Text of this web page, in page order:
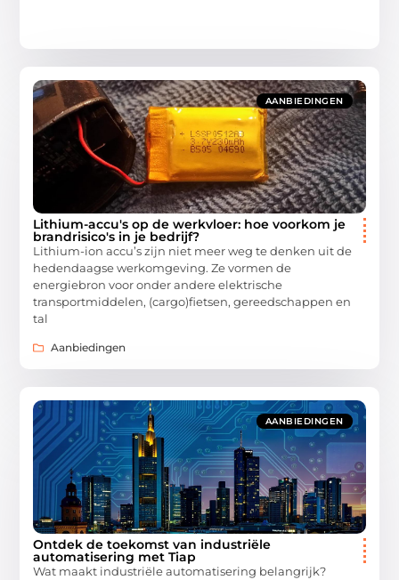
AANBIEDINGEN
Lithium-accu's op de werkvloer: hoe voorkom je
brandrisico's in je bedrijf?
Lithium-ion accu’s zijn niet meer weg te denken uit de
hedendaagse werkomgeving. Ze vormen de
energiebron voor onder andere elektrische
transportmiddelen, (cargo)fietsen, gereedschappen en
tal
Aanbiedingen
AANBIEDINGEN
Ontdek de toekomst van industriële
automatisering met Tiap
Wat maakt industriële automatisering belangrijk?